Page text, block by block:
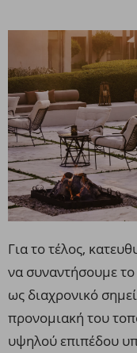
Για το τέλος,
να συναντήσουμε το
ως διαχρονικό
προνομιακή του
υψηλού επιπέδου